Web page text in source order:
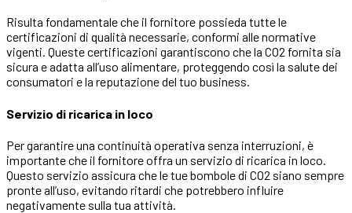
Risulta fondamentale che il fornitore possieda tutte le
certificazioni di qualità necessarie, conformi alle normative
vigenti. Queste certificazioni garantiscono che la CO2 fornita sia
sicura e adatta all’uso alimentare, proteggendo così la salute dei
consumatori e la reputazione del tuo business.
Servizio di ricarica in loco
Per garantire una continuità operativa senza interruzioni, è
importante che il fornitore offra un servizio di ricarica in loco.
Questo servizio assicura che le tue bombole di CO2 siano sempre
pronte all’uso, evitando ritardi che potrebbero influire
negativamente sulla tua attività.